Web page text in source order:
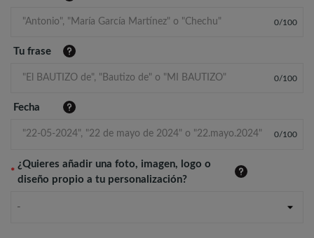
0/100
Tu frase
0/100
Fecha
0/100
*
¿Quieres añadir una foto, imagen, logo o
diseño propio a tu personalización?
-